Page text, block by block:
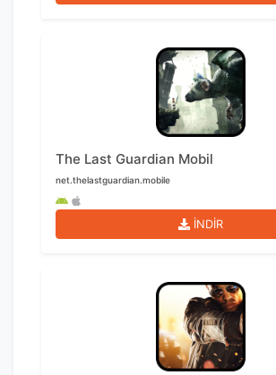
The Last Guardian Mobil
net.thelastguardian.mobile
İNDİR